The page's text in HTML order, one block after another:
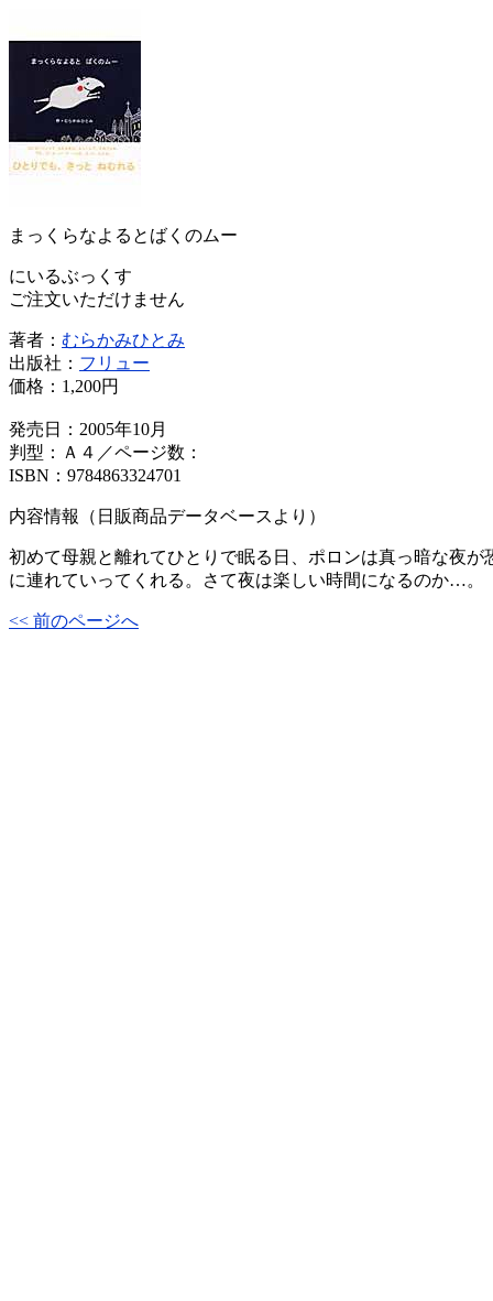
まっくらなよるとばくのムー
にいるぶっくす
ご注文いただけません
著者： むらかみひとみ
出版社： フリュー
価格： 1,200円
発売日：2005年10月
判型：Ａ４／ページ数：
ISBN：9784863324701
内容情報（日販商品データベースより）
初めて母親と離れてひとりで眠る日、ポロンは真っ暗な夜
に連れていってくれる。さて夜は楽しい時間になるのか…。
<< 前のページへ